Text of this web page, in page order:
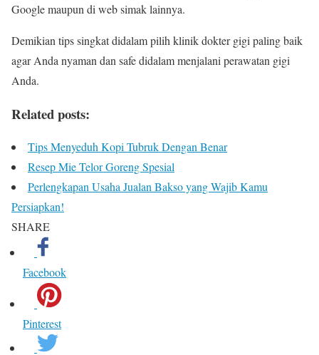
Google maupun di web simak lainnya.
Demikian tips singkat didalam pilih klinik dokter gigi paling baik
agar Anda nyaman dan safe didalam menjalani perawatan gigi
Anda.
Related posts:
Tips Menyeduh Kopi Tubruk Dengan Benar
Resep Mie Telor Goreng Spesial
Perlengkapan Usaha Jualan Bakso yang Wajib Kamu
Persiapkan!
SHARE
Facebook
Pinterest